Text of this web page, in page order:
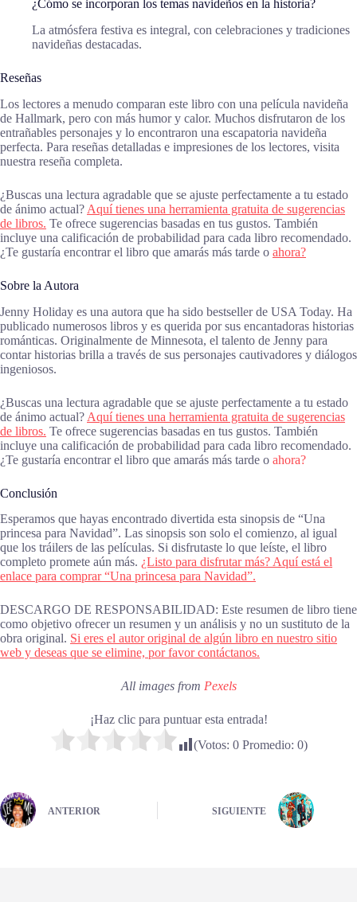
¿Cómo se incorporan los temas navideños en la historia?
La atmósfera festiva es integral, con celebraciones y tradiciones
navideñas destacadas.
Reseñas
Los lectores a menudo comparan este libro con una película navideña
de Hallmark, pero con más humor y calor. Muchos disfrutaron de los
entrañables personajes y lo encontraron una escapatoria navideña
perfecta. Para reseñas detalladas e impresiones de los lectores, visita
nuestra reseña completa.
¿Buscas una lectura agradable que se ajuste perfectamente a tu estado
de ánimo actual? Aquí tienes una herramienta gratuita de sugerencias
de libros. Te ofrece sugerencias basadas en tus gustos. También
incluye una calificación de probabilidad para cada libro recomendado.
¿Te gustaría encontrar el libro que amarás más tarde o ahora?
Sobre la Autora
Jenny Holiday es una autora que ha sido bestseller de USA Today. Ha
publicado numerosos libros y es querida por sus encantadoras historias
románticas. Originalmente de Minnesota, el talento de Jenny para
contar historias brilla a través de sus personajes cautivadores y diálogos
ingeniosos.
¿Buscas una lectura agradable que se ajuste perfectamente a tu estado
de ánimo actual? Aquí tienes una herramienta gratuita de sugerencias
de libros. Te ofrece sugerencias basadas en tus gustos. También
incluye una calificación de probabilidad para cada libro recomendado.
¿Te gustaría encontrar el libro que amarás más tarde o ahora?
Conclusión
Esperamos que hayas encontrado divertida esta sinopsis de “Una
princesa para Navidad”. Las sinopsis son solo el comienzo, al igual
que los tráilers de las películas. Si disfrutaste lo que leíste, el libro
completo promete aún más. ¿Listo para disfrutar más? Aquí está el
enlace para comprar “Una princesa para Navidad”.
DESCARGO DE RESPONSABILIDAD: Este resumen de libro tiene
como objetivo ofrecer un resumen y un análisis y no un sustituto de la
obra original. Si eres el autor original de algún libro en nuestro sitio
web y deseas que se elimine, por favor contáctanos.
All images from Pexels
¡Haz clic para puntuar esta entrada!
(Votos: 0Promedio: 0)
ANTERIOR SIGUIENTE